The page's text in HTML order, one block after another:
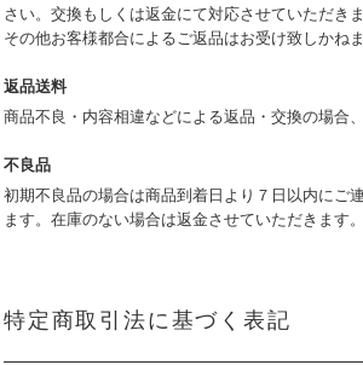
さい。交換もしくは返金にて対応させていただきま
その他お客様都合によるご返品はお受け致しかね
返品送料
商品不良・内容相違などによる返品・交換の場合
不良品
初期不良品の場合は商品到着日より７日以内にご
ます。在庫のない場合は返金させていただきます。
特定商取引法に基づく表記